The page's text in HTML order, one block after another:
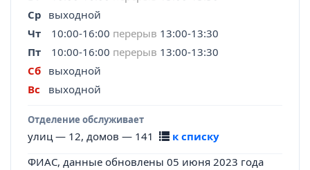
Ср выходной
Чт
10:00-16:00 перерыв 13:00-13:30
Пт
10:00-16:00 перерыв 13:00-13:30
Сб выходной
Вс
выходной
Отделение обслуживает
улиц — 12, домов — 141 к списку
ФИАС, данные обновлены 05 июня 2023 года